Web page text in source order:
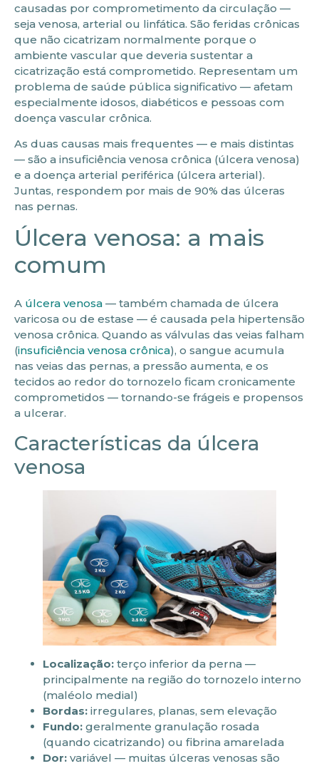
causadas por comprometimento da circulação —
seja venosa, arterial ou linfática. São feridas crônicas
que não cicatrizam normalmente porque o
ambiente vascular que deveria sustentar a
cicatrização está comprometido. Representam um
problema de saúde pública significativo — afetam
especialmente idosos, diabéticos e pessoas com
doença vascular crônica.
As duas causas mais frequentes — e mais distintas
— são a insuficiência venosa crônica (úlcera venosa)
e a doença arterial periférica (úlcera arterial).
Juntas, respondem por mais de 90% das úlceras
nas pernas.
Úlcera venosa: a mais
comum
A úlcera venosa — também chamada de úlcera
varicosa ou de estase — é causada pela hipertensão
venosa crônica. Quando as válvulas das veias falham
(insuficiência venosa crônica), o sangue acumula
nas veias das pernas, a pressão aumenta, e os
tecidos ao redor do tornozelo ficam cronicamente
comprometidos — tornando-se frágeis e propensos
a ulcerar.
Características da úlcera
venosa
Localização: terço inferior da perna —
principalmente na região do tornozelo interno
(maléolo medial)
Bordas: irregulares, planas, sem elevação
Fundo: geralmente granulação rosada
(quando cicatrizando) ou fibrina amarelada
Dor: variável — muitas úlceras venosas são